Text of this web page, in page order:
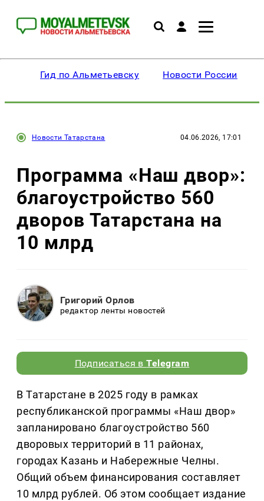
Гид по Альметьевску Новости России
Новости Татарстана 04.06.2026, 17:01
Программа «Наш двор»:
благоустройство 560
дворов Татарстана на
10 млрд
Григорий Орлов
редактор ленты новостей
Подписаться вTelegram
В Татарстане в 2025 году в рамках
республиканской программы «Наш двор»
запланировано благоустройство 560
дворовых территорий в 11 районах,
городах Казань и Набережные Челны.
Общий объем финансирования составляет
10 млрд рублей. Об этом сообщает издание